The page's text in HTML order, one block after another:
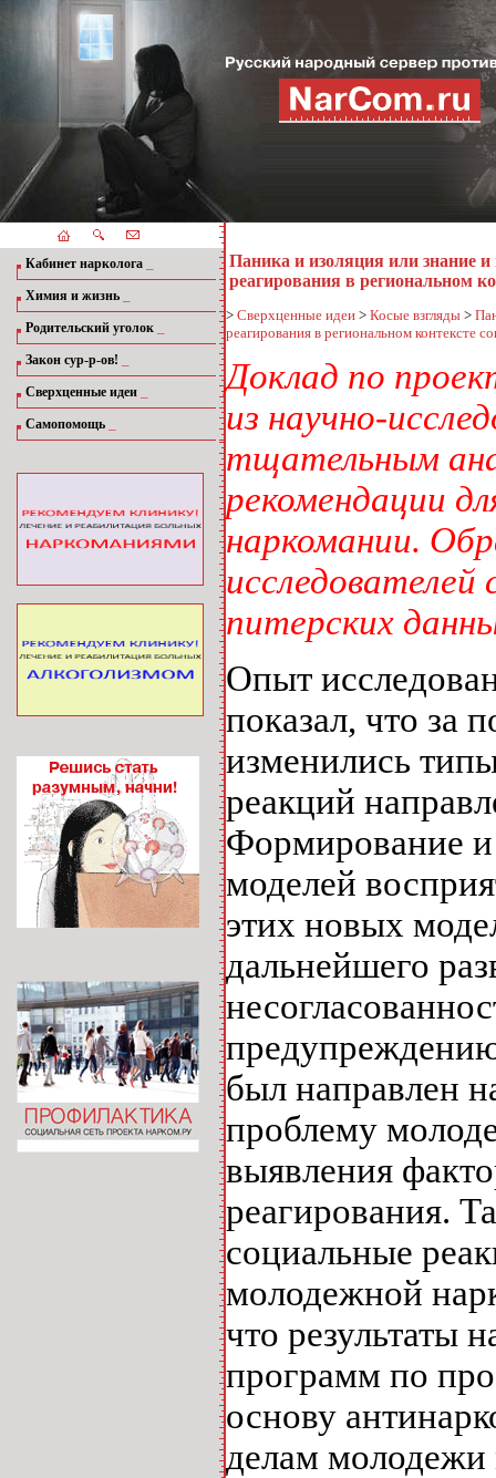
Кабинет нарколога
Химия и жизнь
Родительский уголок
Закон сур-р-ов!
Сверхценные идеи
Самопомощь
Паника и изоляция или знание
реагирования в региональном
> Сверхценные идеи > Косые взгляды >
реагирования в региональном контексте
Доклад по
из научно-
тщательным
рекомендации
наркомании.
исследователей
питерских
Опыт
показал, что за
изменились
реакций
Формирование и
моделей
этих новых
дальнейшего
был направлен
проблему
выявления
реагирования.
социальные
молодежной
что результаты
программ по
основу
делам молодежи